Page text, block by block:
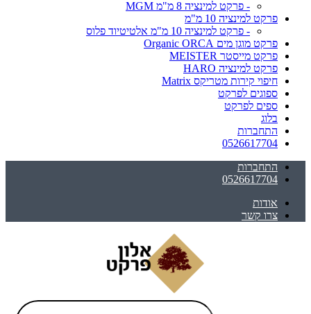
- פרקט למינציה 8 מ"מ MGM
פרקט למינציה 10 מ"מ
- פרקט למינציה 10 מ"מ אלטיטיוד פלוס
פרקט מוגן מים Organic ORCA
פרקט מייסטר MEISTER
פרקט למינציה HARO
חיפוי קירות מטריקס Matrix
ספוגים לפרקט
ספים לפרקט
בלוג
התחברות
0526617704
התחברות
0526617704
אודות
צרו קשר